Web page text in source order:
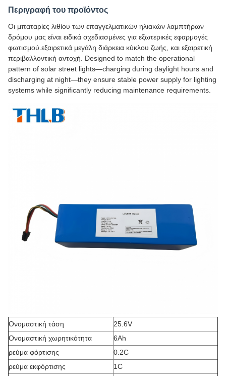
Περιγραφή του προϊόντος
Οι μπαταρίες λιθίου των επαγγελματικών ηλιακών λαμπτήρων
δρόμου μας είναι ειδικά σχεδιασμένες για εξωτερικές εφαρμογές
φωτισμού.εξαιρετικά μεγάλη διάρκεια κύκλου ζωής, και εξαιρετική
περιβαλλοντική αντοχή. Designed to match the operational
pattern of solar street lights—charging during daylight hours and
discharging at night—they ensure stable power supply for lighting
systems while significantly reducing maintenance requirements.
Ονομαστική τάση
25.6V
Ονομαστική χωρητικότητα
6Ah
ρεύμα φόρτισης
0.2C
ρεύμα εκφόρτισης
1C